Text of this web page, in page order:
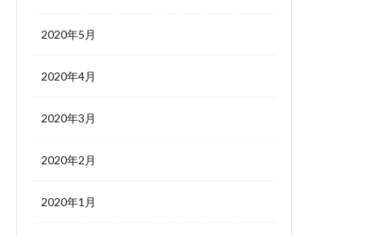
2020年5月
2020年4月
2020年3月
2020年2月
2020年1月